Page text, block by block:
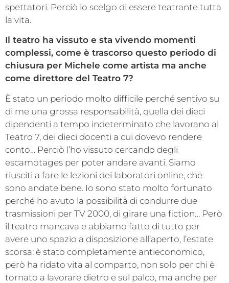
spettatori. Perciò io scelgo di essere teatrante tutta
la vita.
Il teatro ha vissuto e sta vivendo momenti
complessi, come è trascorso questo periodo di
chiusura per Michele come artista ma anche
come direttore del Teatro 7?
È stato un periodo molto difficile perché sentivo su
di me una grossa responsabilità, quella dei dieci
dipendenti a tempo indeterminato che lavorano al
Teatro 7, dei dieci docenti a cui dovevo rendere
conto… Perciò l’ho vissuto cercando degli
escamotages per poter andare avanti. Siamo
riusciti a fare le lezioni dei laboratori online, che
sono andate bene. Io sono stato molto fortunato
perché ho avuto la possibilità di condurre due
trasmissioni per TV 2000, di girare una fiction… Però
il teatro mancava e abbiamo fatto di tutto per
avere uno spazio a disposizione all’aperto, l’estate
scorsa: è stato completamente antieconomico,
però ha ridato vita al comparto, non solo per chi è
tornato a lavorare dietro e sul palco, ma anche per